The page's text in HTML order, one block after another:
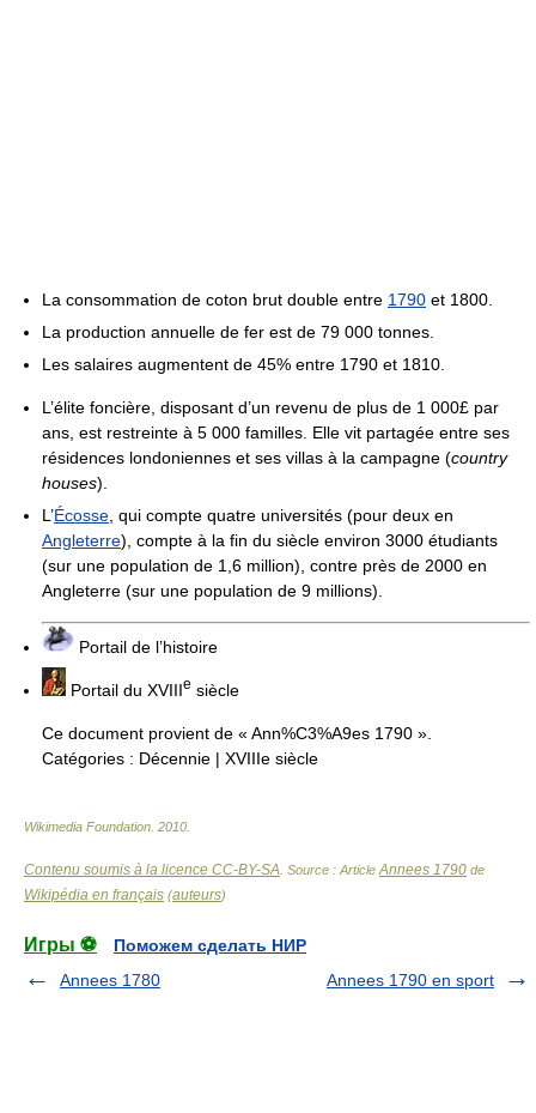
La consommation de coton brut double entre 1790 et 1800.
La production annuelle de fer est de 79 000 tonnes.
Les salaires augmentent de 45% entre 1790 et 1810.
L’élite foncière, disposant d’un revenu de plus de 1 000£ par
ans, est restreinte à 5 000 familles. Elle vit partagée entre ses
résidences londoniennes et ses villas à la campagne (country
houses).
L’Écosse, qui compte quatre universités (pour deux en
Angleterre), compte à la fin du siècle environ 3000 étudiants
(sur une population de 1,6 million), contre près de 2000 en
Angleterre (sur une population de 9 millions).
Portail de l’histoire
Portail du XVIIIe siècle
Ce document provient de « Ann%C3%A9es 1790 ».
Catégories : Décennie | XVIIIe siècle
Wikimedia Foundation 2010
Contenu soumis à la licence CC-BY-SA . Source : Article Annees 1790 de
Wikipédia en français (auteurs)
Игры ⚽
Поможем сделать НИР
Annees 1780
Annees 1790 en sport